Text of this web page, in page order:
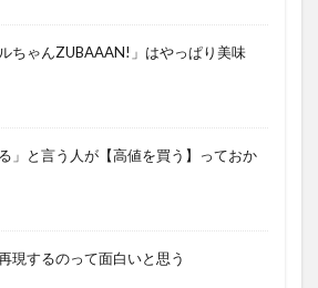
ちゃんZUBAAAN!」はやっぱり美味
」と言う人が【高値を買う】っておか
現するのって面白いと思う